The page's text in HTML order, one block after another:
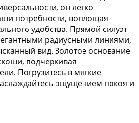
он легко
потребности, воплощая
удобства. Прямой силуэт
радиусными линиями,
вид. Золотое основание
подчеркивая
Погрузитесь в мягкие
ощущением покоя и